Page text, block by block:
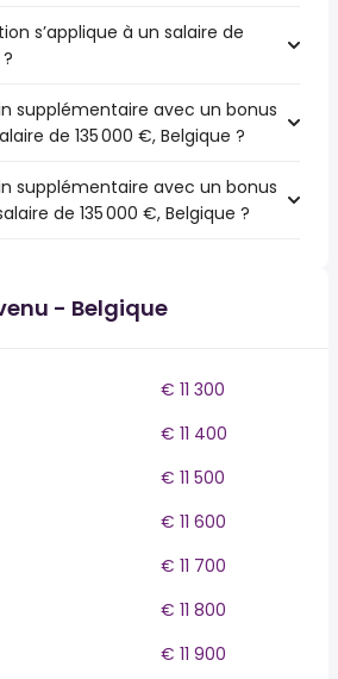
s’applique à un salaire de
supplémentaire avec un bonus
de 135 000 €, Belgique ?
supplémentaire avec un bonus
de 135 000 €, Belgique ?
- Belgique
€ 11 300
€ 11 400
€ 11 500
€ 11 600
€ 11 700
€ 11 800
€ 11 900